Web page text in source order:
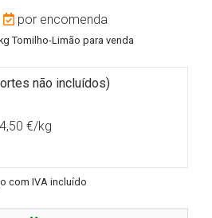
por encomenda
Tomilho-Limão para venda
não incluídos)
€/kg
com IVA incluído